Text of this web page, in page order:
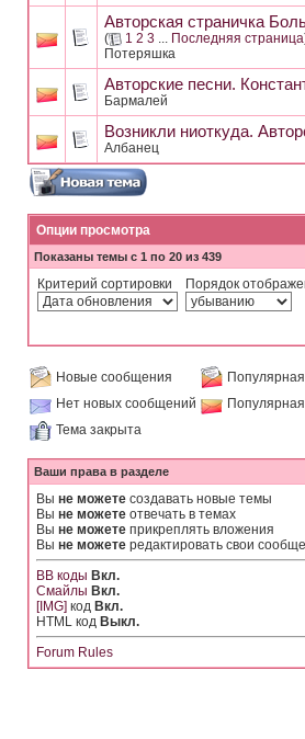
Авторская страничка
( 1 2 3 ... Последняя страница
Потеряшка
Авторские песни.
Бармалей
Возникли ниоткуда.
Албанец
Опции просмотра
Показаны темы с 1 по 20 из 439
Критерий сортировки Порядок
Новые сообщения
Нет новых сообщений
Тема закрыта
Ваши права в разделе
Вы не можете создавать новые темы
Вы не можете отвечать в темах
Вы не можете прикреплять вложения
Вы не можете редактировать свои
BB коды Вкл.
Смайлы Вкл.
[IMG] код Вкл.
HTML код Выкл.
Forum Rules